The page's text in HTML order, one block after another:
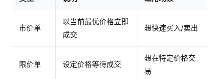
市价单
以当前最优价格立即
成交
想快速买入/卖出
限价单 设定价格等待成交
想在特定价格交
易